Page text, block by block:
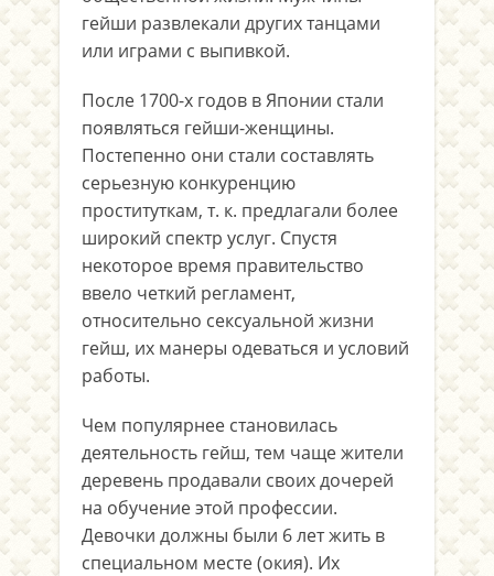
гейши развлекали других танцами
или играми с выпивкой.
После 1700-х годов в Японии стали
появляться гейши-женщины.
Постепенно они стали составлять
серьезную конкуренцию
проституткам, т. к. предлагали более
широкий спектр услуг. Спустя
некоторое время правительство
ввело четкий регламент,
относительно сексуальной жизни
гейш, их манеры одеваться и условий
работы.
Чем популярнее становилась
деятельность гейш, тем чаще жители
деревень продавали своих дочерей
на обучение этой профессии.
Девочки должны были 6 лет жить в
специальном месте (окия). Их